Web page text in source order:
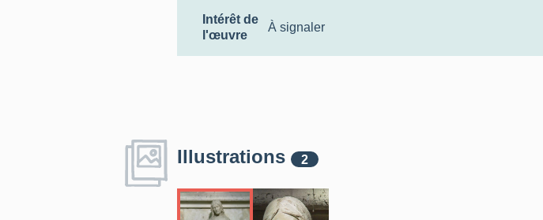
Intérêt de
l'œuvre
À signaler
Illustrations 2